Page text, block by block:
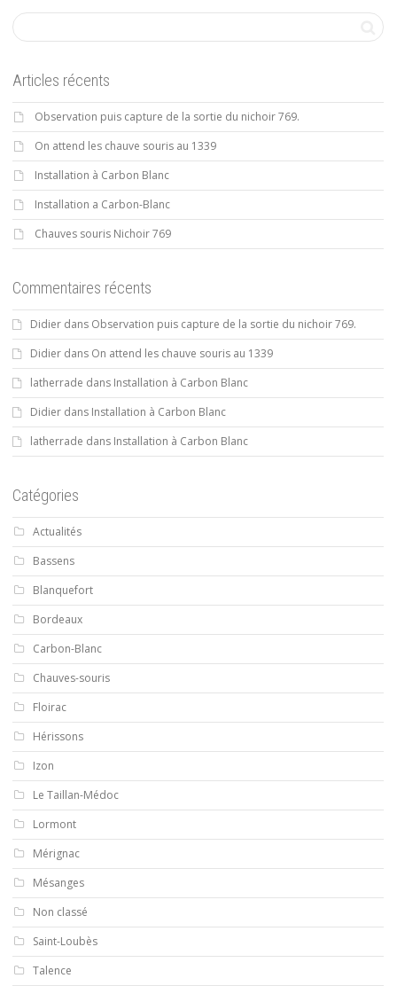
Articles récents
Observation puis capture de la sortie du nichoir 769.
On attend les chauve souris au 1339
Installation à Carbon Blanc
Installation a Carbon-Blanc
Chauves souris Nichoir 769
Commentaires récents
Didier dans Observation puis capture de la sortie du nichoir 769.
Didier dans On attend les chauve souris au 1339
latherrade dans Installation à Carbon Blanc
Didier dans Installation à Carbon Blanc
latherrade dans Installation à Carbon Blanc
Catégories
Actualités
Bassens
Blanquefort
Bordeaux
Carbon-Blanc
Chauves-souris
Floirac
Hérissons
Izon
Le Taillan-Médoc
Lormont
Mérignac
Mésanges
Non classé
Saint-Loubès
Talence